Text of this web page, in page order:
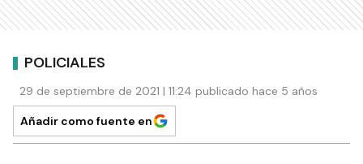
POLICIALES
29 de septiembre de 2021 | 11:24 publicado hace 5 años
Añadir como fuente en